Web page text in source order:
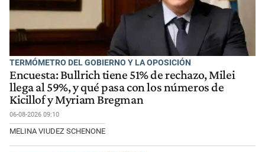
TERMÓMETRO DEL GOBIERNO Y LA OPOSICIÓN
Encuesta: Bullrich tiene 51% de rechazo, Milei
llega al 59%, y qué pasa con los números de
Kicillof y Myriam Bregman
06-08-2026 09:10
MELINA VIUDEZ SCHENONE